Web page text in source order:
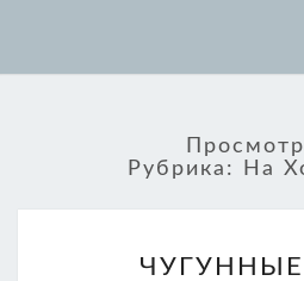
Рубрика:
На